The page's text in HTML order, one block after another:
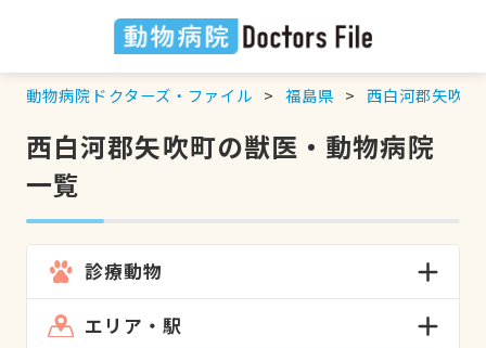
動物病院ドクターズ・ファイル 福島県 西白河郡矢吹町
西白河郡矢吹町の獣医・動物病院
一覧
診療動物
エリア・駅